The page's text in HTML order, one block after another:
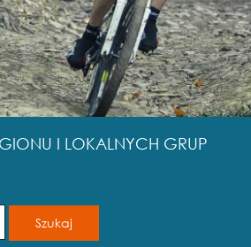
I LOKALNYCH GRUP